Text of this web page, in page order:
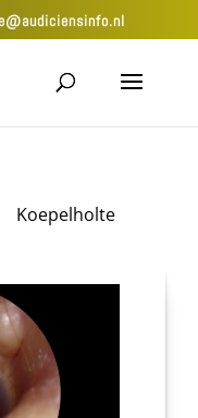
Koepelholte